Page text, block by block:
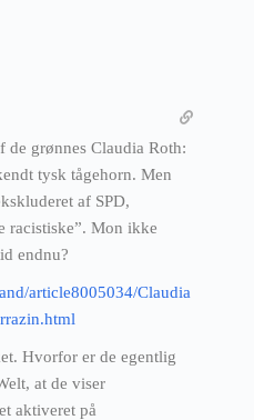
de grønnes Claudia Roth:
tysk tågehorn. Men
af SPD,
racistiske”. Mon ikke
endnu?
article8005034/Claudia
Hvorfor er de egentlig
at de viser
aktiveret på